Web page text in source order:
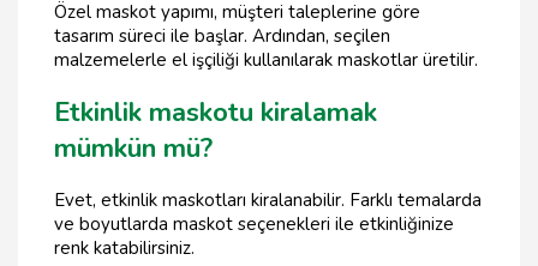
Özel maskot yapımı, müşteri taleplerine göre
tasarım süreci ile başlar. Ardından, seçilen
malzemelerle el işçiliği kullanılarak maskotlar üretilir.
Etkinlik maskotu kiralamak
mümkün mü?
Evet, etkinlik maskotları kiralanabilir. Farklı temalarda
ve boyutlarda maskot seçenekleri ile etkinliğinize
renk katabilirsiniz.